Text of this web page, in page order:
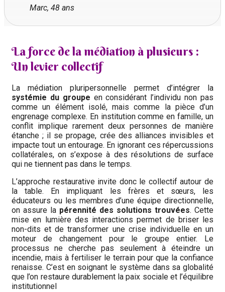
Marc, 48 ans
La force de la médiation à plusieurs :
Un levier collectif
La médiation pluripersonnelle permet d’intégrer la
systémie du groupe en considérant l’individu non pas
comme un élément isolé, mais comme la pièce d’un
engrenage complexe. En institution comme en famille, un
conflit implique rarement deux personnes de manière
étanche ; il se propage, crée des alliances invisibles et
impacte tout un entourage. En ignorant ces répercussions
collatérales, on s’expose à des résolutions de surface
qui ne tiennent pas dans le temps.
L’approche restaurative invite donc le collectif autour de
la table. En impliquant les frères et sœurs, les
éducateurs ou les membres d’une équipe directionnelle,
on assure la pérennité des solutions trouvées. Cette
mise en lumière des interactions permet de briser les
non-dits et de transformer une crise individuelle en un
moteur de changement pour le groupe entier. Le
processus ne cherche pas seulement à éteindre un
incendie, mais à fertiliser le terrain pour que la confiance
renaisse. C’est en soignant le système dans sa globalité
que l’on restaure durablement la paix sociale et l’équilibre
institutionnel